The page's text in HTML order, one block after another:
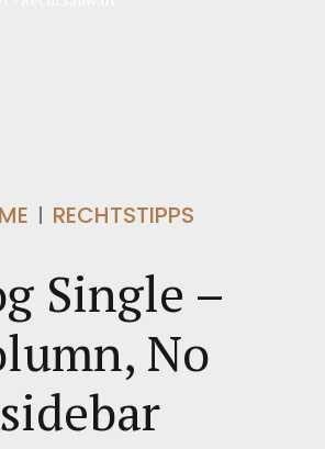
RECHTSTIPPS
Single –
No
sidebar